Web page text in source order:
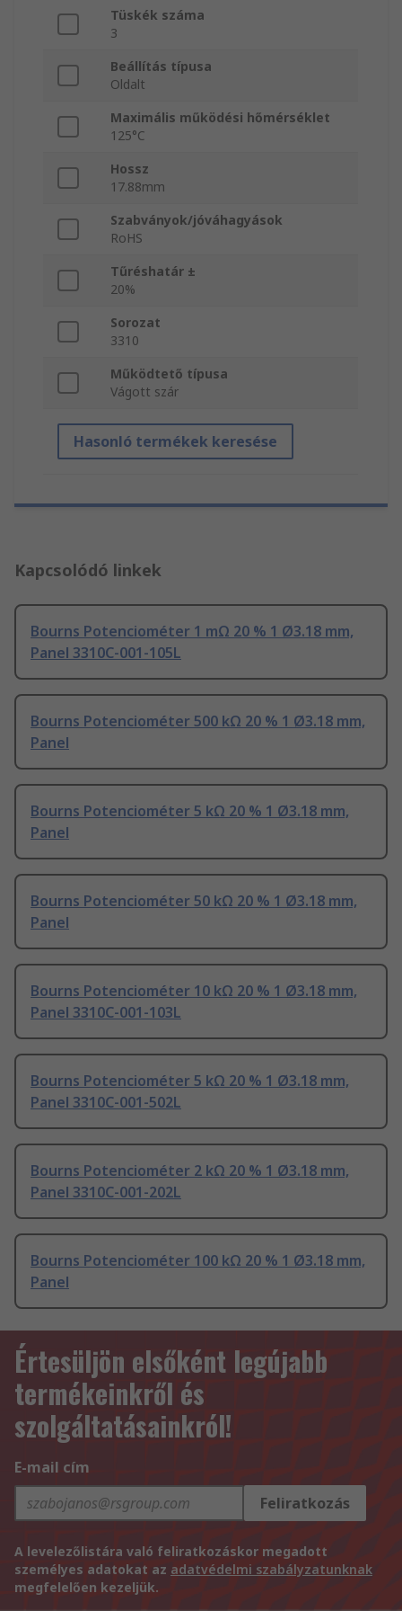
Tüskék száma
3
Beállítás típusa
Oldalt
Maximális működési hőmérséklet
125°C
Hossz
17.88mm
Szabványok/jóváhagyások
RoHS
Tűréshatár ±
20%
Sorozat
3310
Működtető típusa
Vágott szár
Hasonló termékek keresése
Kapcsolódó linkek
Bourns Potenciométer 1 mΩ 20 % 1 Ø3.18 mm,
Panel 3310C-001-105L
Bourns Potenciométer 500 kΩ 20 % 1 Ø3.18 mm,
Panel
Bourns Potenciométer 5 kΩ 20 % 1 Ø3.18 mm,
Panel
Bourns Potenciométer 50 kΩ 20 % 1 Ø3.18 mm,
Panel
Bourns Potenciométer 10 kΩ 20 % 1 Ø3.18 mm,
Panel 3310C-001-103L
Bourns Potenciométer 5 kΩ 20 % 1 Ø3.18 mm,
Panel 3310C-001-502L
Bourns Potenciométer 2 kΩ 20 % 1 Ø3.18 mm,
Panel 3310C-001-202L
Bourns Potenciométer 100 kΩ 20 % 1 Ø3.18 mm,
Panel
Értesüljön elsőként legújabb
termékeinkről és
szolgáltatásainkról!
E-mail cím
Feliratkozás
A levelezőlistára való feliratkozáskor megadott
személyes adatokat az adatvédelmi szabályzatunknak
megfelelően kezeljük.